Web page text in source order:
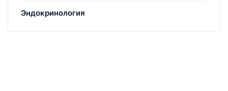
Эндокринология